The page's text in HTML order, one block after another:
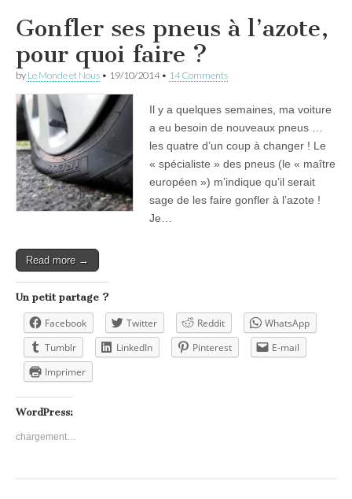
Gonfler ses pneus à l’azote,
pour quoi faire ?
by Le Monde et Nous • 19/10/2014• 14 Comments
Il y a quelques semaines, ma voiture
a eu besoin de nouveaux pneus …
les quatre d’un coup à changer ! Le
« spécialiste » des pneus (le « maître
européen ») m’indique qu’il serait
sage de les faire gonfler à l’azote !
Je…
Read more →
Un petit partage ?
Facebook Twitter Reddit
WhatsApp
Tumblr
LinkedIn Pinterest
E-mail
Imprimer
WordPress:
chargement…